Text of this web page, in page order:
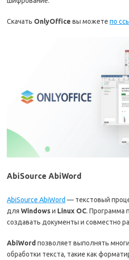
Скачать OnlyOffice вы можете по
AbiSource AbiWord
AbiSource AbiWord — текстовый
для Windowsи Linux ОС. Программа
создавать документы и совместно
AbiWord позволяет выполнять
обработки текста, такие как